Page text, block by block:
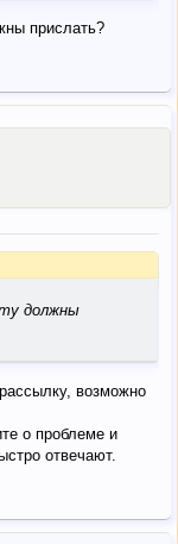
прислать?
должны
возможно
о проблеме и
отвечают.